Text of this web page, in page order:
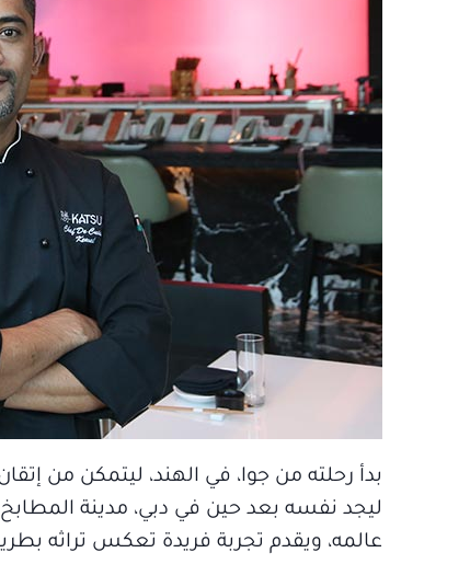
بدأ رحلته من جوا، في الهند، ليتمكن من
ليجد نفسه بعد حين في دبي، مدينة
عالمه، ويقدم تجربة فريدة تعكس تراثه